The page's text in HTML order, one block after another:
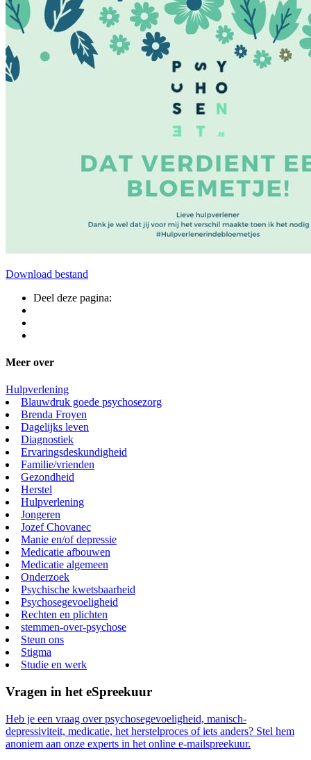
Download bestand
Deel deze pagina:
Meer over
Hulpverlening
Blauwdruk goede psychosezorg
Brenda Froyen
Dagelijks leven
Diagnostiek
Ervaringsdeskundigheid
Familie/vrienden
Gezondheid
Herstel
Hulpverlening
Jongeren
Jozef Chovanec
Manie en/of depressie
Medicatie afbouwen
Medicatie algemeen
Onderzoek
Psychische kwetsbaarheid
Psychosegevoeligheid
Rechten en plichten
stemmen-over-psychose
Steun ons
Stigma
Studie en werk
Vragen in het eSpreekuur
Heb je een vraag over psychosegevoeligheid, manisch-
depressiviteit, medicatie, het herstelproces of iets anders? Stel hem
anoniem aan onze experts in het online e-mailspreekuur.